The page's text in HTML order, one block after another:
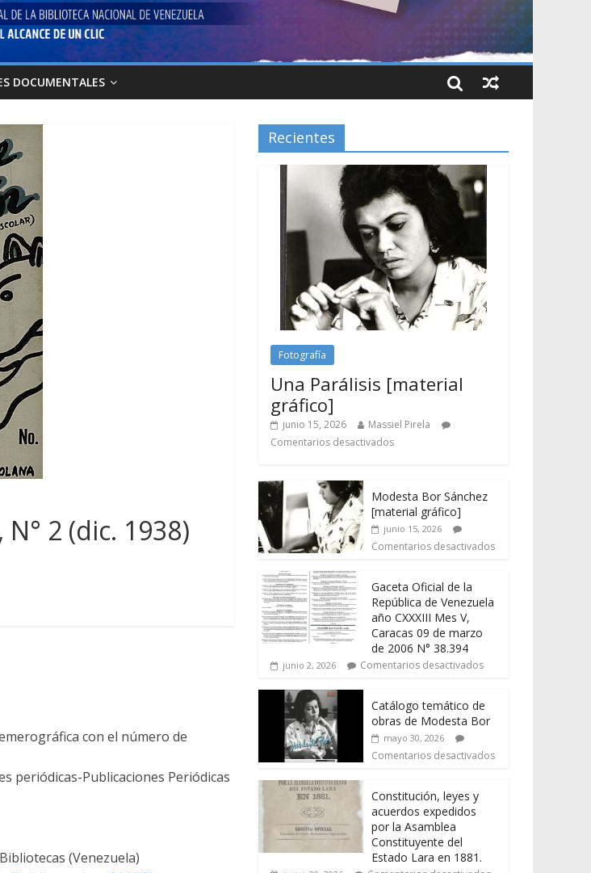
DOCUMENTALES
2 (dic. 1938)
con el número de
periódicas-Publicaciones Periódicas
(Venezuela)
Recientes
Fotografía
Una Parálisis [material
gráfico]
junio 15, 2026
Massiel Pirela
Comentarios desactivados
Modesta Bor Sánchez
[material gráfico]
junio 15, 2026
Comentarios desactivados
Gaceta Oficial de la
República de Venezuela
año CXXXIII Mes V,
Caracas 09 de marzo
de 2006 N° 38.394
junio 2, 2026 Comentarios desactivados
Catálogo temático de
obras de Modesta Bor
mayo 30, 2026
Comentarios desactivados
Constitución, leyes y
acuerdos expedidos
por la Asamblea
Constituyente del
Estado Lara en 1881.